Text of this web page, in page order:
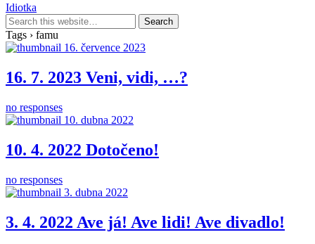
Idiotka
Tags › famu
16. července 2023
16. 7. 2023 Veni, vidi, …?
no responses
10. dubna 2022
10. 4. 2022 Dotočeno!
no responses
3. dubna 2022
3. 4. 2022 Ave já! Ave lidi! Ave divadlo!